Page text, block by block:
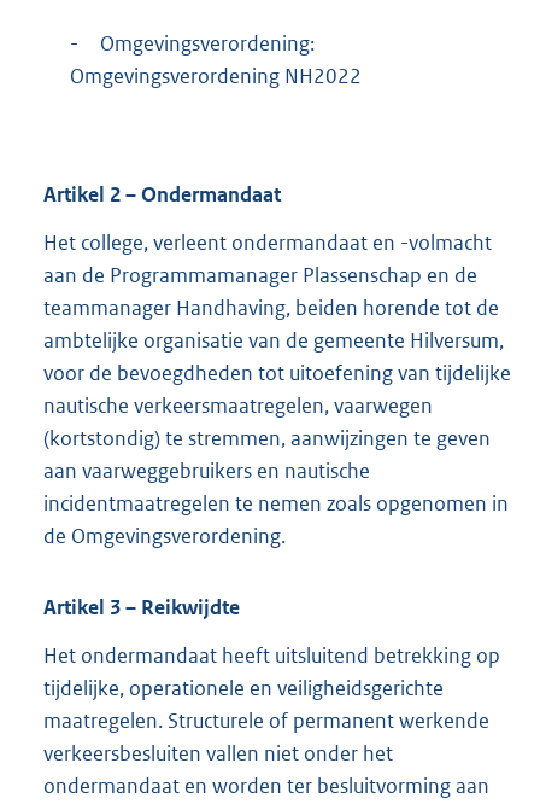
-
Omgevingsverordening:
Omgevingsverordening NH2022
Artikel 2– Ondermandaat
Het college, verleent ondermandaat en -volmacht
aan de Programmamanager Plassenschap en de
teammanager Handhaving, beiden horende tot de
ambtelijke organisatie van de gemeente Hilversum,
voor de bevoegdheden tot uitoefening van tijdelijke
nautische verkeersmaatregelen, vaarwegen
(kortstondig) te stremmen, aanwijzingen te geven
aan vaarweggebruikers en nautische
incidentmaatregelen te nemen zoals opgenomen in
de Omgevingsverordening.
Artikel 3– Reikwijdte
Het ondermandaat heeft uitsluitend betrekking op
tijdelijke, operationele en veiligheidsgerichte
maatregelen. Structurele of permanent werkende
verkeersbesluiten vallen niet onder het
ondermandaat en worden ter besluitvorming aan